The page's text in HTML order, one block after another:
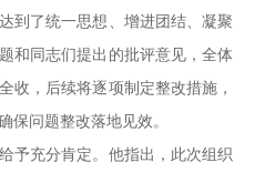
到了统一思想、增进团结、凝聚
和同志们提出的批评意见，全体
收，后续将逐项制定整改措施，
保问题整改落地见效。
予充分肯定。他指出，此次组织